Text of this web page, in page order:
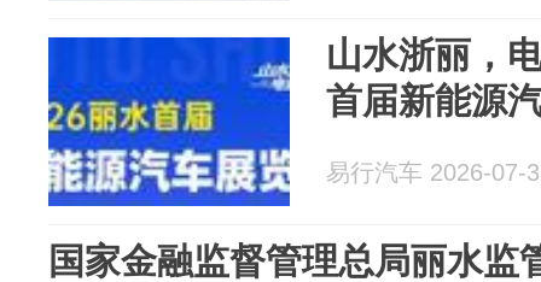
山水浙丽，
首届新能源
易行汽车 2026-07-
国家金融监督管理总局丽水监